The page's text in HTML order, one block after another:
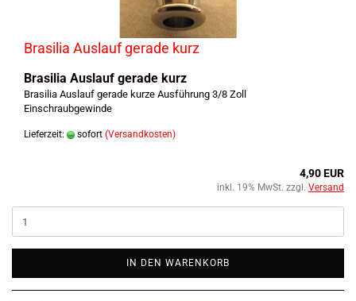
Brasilia Auslauf gerade kurz
Brasilia Auslauf gerade kurz
Brasilia Auslauf gerade kurze Ausführung 3/8 Zoll
Einschraubgewinde
Lieferzeit: sofort (Versandkosten)
4,90 EUR
inkl. 19% MwSt. zzgl. Versand
IN DEN WARENKORB